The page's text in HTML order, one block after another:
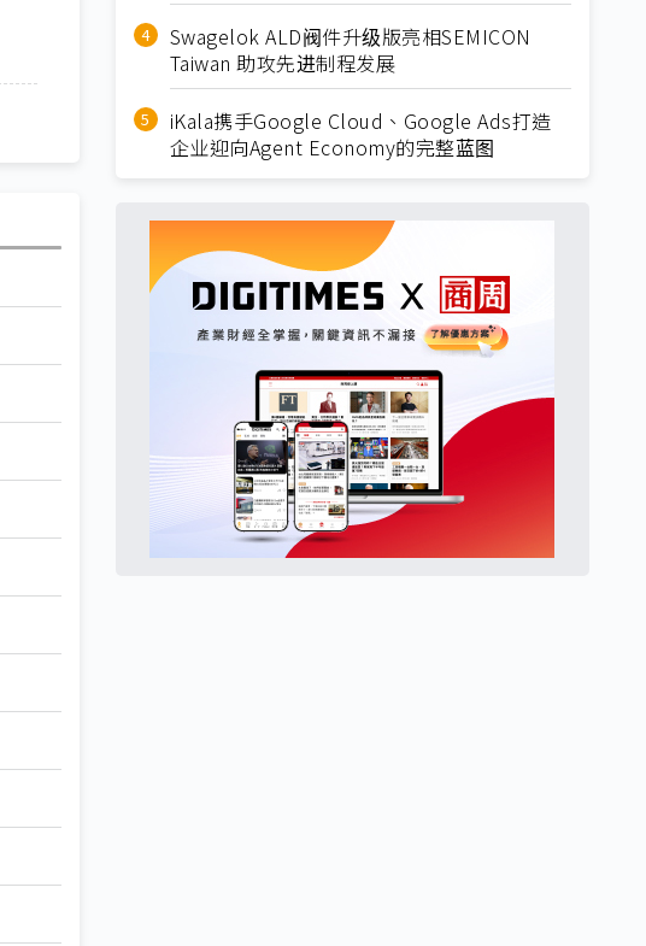
Swagelok ALD阀件升级版亮相SEMICON
Taiwan 助攻先进制程发展
iKala携手Google Cloud、Google Ads打造
企业迎向Agent Economy的完整蓝图